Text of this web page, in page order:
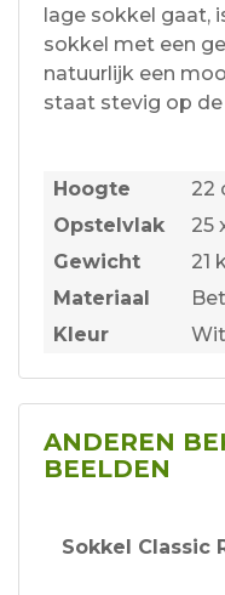
lage sokkel gaat,
sokkel met een
natuurlijk een
staat stevig op
Hoogte
22
Opstelvlak
25
Gewicht
21
Materiaal
Kleur
ANDEREN
BEELDEN
Sokkel Classic